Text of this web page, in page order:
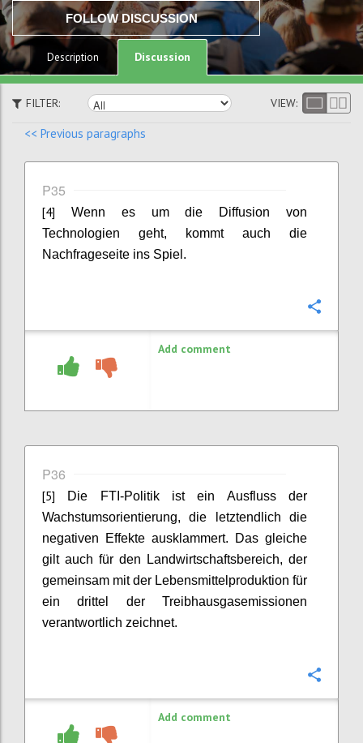
FOLLOW DISCUSSION
Description Discussion
FILTER: VIEW:
<< Previous paragraphs
P35
[4]
Wenn es um die Diffusion von
Technologien geht, kommt auch die
Nachfrageseite ins Spiel.
Add comment
P36
[5] Die FTI-Politik ist ein Ausfluss der
Wachstumsorientierung, die letztendlich die
negativen Effekte ausklammert.
Das gleiche
gilt auch für den Landwirtschaftsbereich, der
gemeinsam mit der Lebensmittelproduktion für
ein drittel der Treibhausgasemissionen
verantwortlich zeichnet.
Add comment